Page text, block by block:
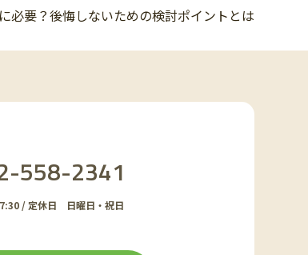
必要？後悔しないための検討ポイントとは
558-2341
/ 定休日 日曜日・祝日